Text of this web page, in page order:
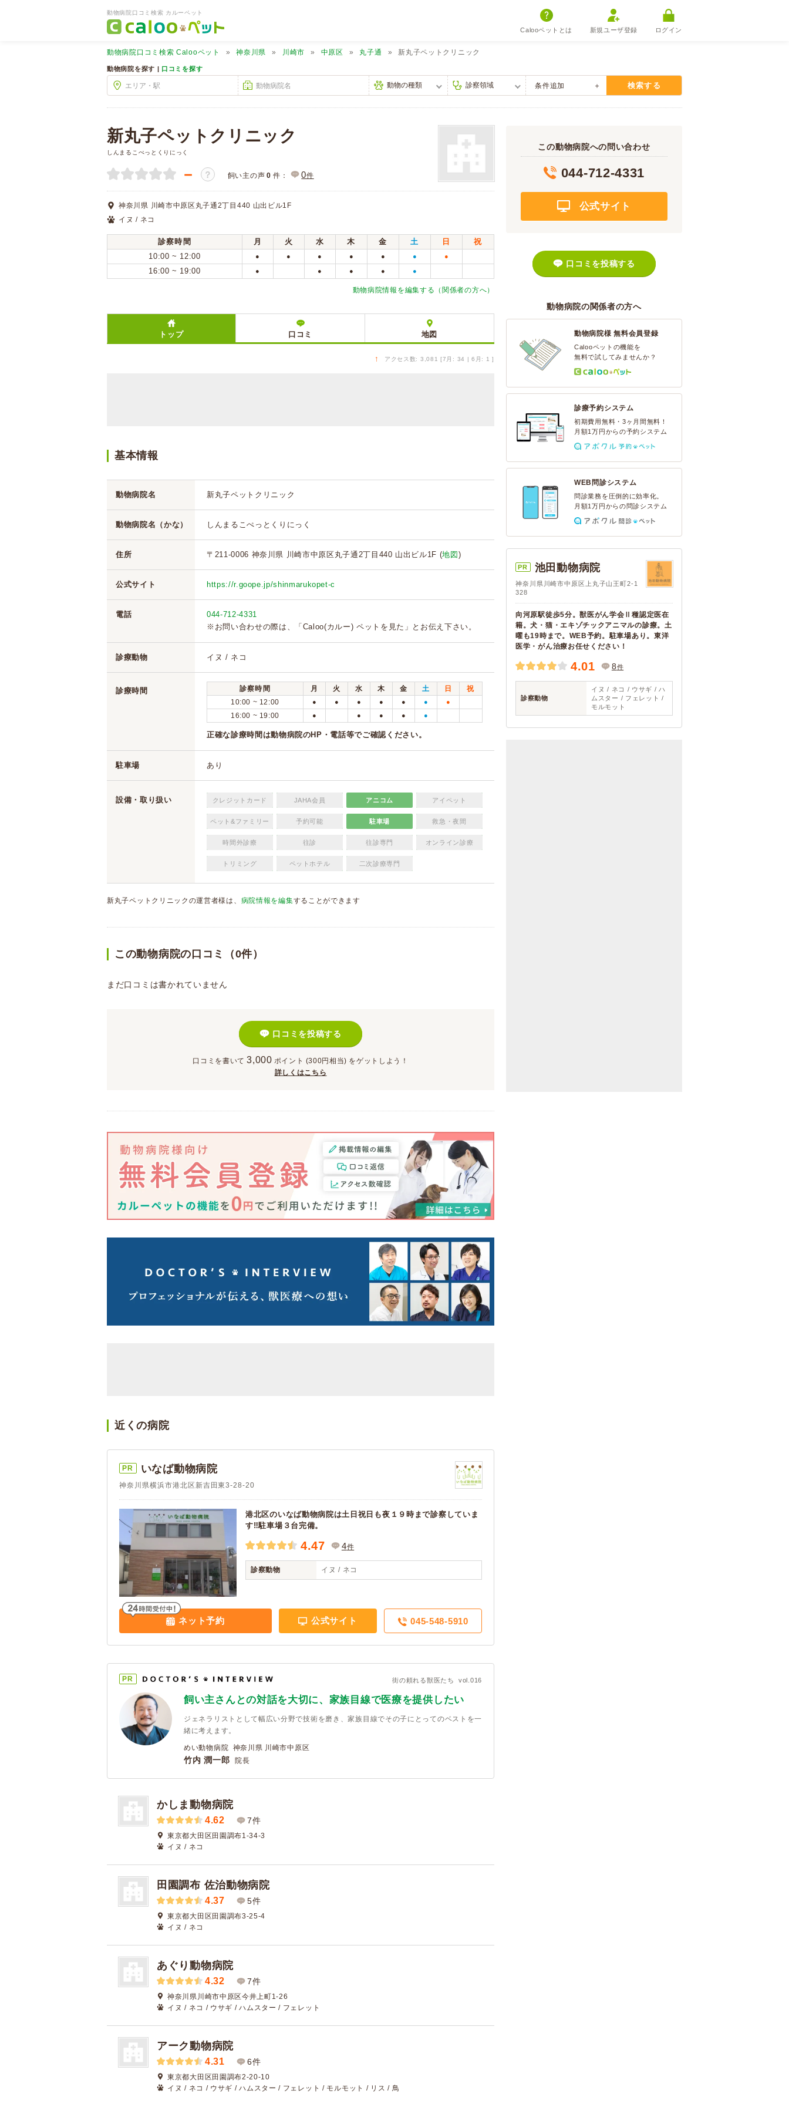
動物病院口コミ検索 カルーペット
Calooペットとは 新規ユーザ登録 ログイン
動物病院口コミ検索 Calooペット 神奈川県 川崎市 中原区 丸子通 新丸子ペットクリニック
動物病院を探す | 口コミを探す
条件追加 検索する
新丸子ペットクリニック
しんまるこぺっとくりにっく
－ ？ 飼い主の声 0 件： 0件
神奈川県 川崎市中原区丸子通2丁目440 山出ビル1F
イヌ / ネコ
診察時間 月 火 水 木 金 土 日
祝
10:00 ~ 12:00
● ● ● ● ● ● ●
16:00 ~ 19:00 ● ● ● ● ●
動物病院情報を編集する（関係者の方へ）
トップ 口コミ 地図
↑ アクセス数: 3,081 [7月: 34 | 6月: 1 ]
基本情報
動物病院名 新丸子ペットクリニック
動物病院名（かな） しんまるこぺっとくりにっく
住所 〒211-0006 神奈川県 川崎市中原区丸子通2丁目440 山出ビル1F (地図 )
公式サイト https://r.goope.jp/shinmarukopet-c
電話
044-712-4331
※お問い合わせの際は、「Caloo(カルー) ペットを見た」とお伝え下さい。
診療動物 イヌ / ネコ
診療時間 診察時間 月 火 水 木 金 土 日
祝
10:00 ~ 12:00
● ● ● ● ● ● ●
16:00 ~ 19:00 ● ● ● ● ●
正確な診療時間は動物病院のHP・電話等でご確認ください。
駐車場 あり
設備・取り扱い クレジットカード JAHA会員 アニコム アイペット
ペット&ファミリー 予約可能 駐車場 救急・夜間
時間外診療 往診 往診専門 オンライン診療
トリミング ペットホテル 二次診療専門
新丸子ペットクリニックの運営者様は、 病院情報を編集することができます
この動物病院の口コミ（0件）
まだ口コミは書かれていません
口コミを投稿する
口コミを書いて 3,000 ポイント (300円相当) をゲットしよう！
詳しくはこちら
近くの病院
PR いなば動物病院
神奈川県横浜市港北区新吉田東3-28-20
港北区のいなば動物病院は土日祝日も夜１９時まで診察していま
す‼駐車場３台完備。
4.47 4件
診察動物 イヌ / ネコ
ネット予約 公式サイト 045-548-5910
PR 街の頼れる獣医たち vol.016
飼い主さんとの対話を大切に、家族目線で医療を提供したい
ジェネラリストとして幅広い分野で技術を磨き、家族目線でその子にとってのベストを一
緒に考えます。
めい動物病院 神奈川県 川崎市中原区
竹内 潤一郎 院長
かしま動物病院
4.62 7件
東京都大田区田園調布1-34-3
イヌ / ネコ
田園調布 佐治動物病院
4.37 5件
東京都大田区田園調布3-25-4
イヌ / ネコ
あぐり動物病院
4.32 7件
神奈川県川崎市中原区今井上町1-26
イヌ / ネコ / ウサギ / ハムスター / フェレット
アーク動物病院
4.31 6件
東京都大田区田園調布2-20-10
イヌ / ネコ / ウサギ / ハムスター / フェレット / モルモット / リス / 鳥
この動物病院への問い合わせ
044-712-4331
公式サイト
口コミを投稿する
動物病院の関係者の方へ
動物病院様 無料会員登録
Calooペットの機能を
無料で試してみませんか？
診療予約システム
初期費用無料・3ヶ月間無料！
月額1万円からの予約システム
WEB問診システム
問診業務を圧倒的に効率化。
月額1万円からの問診システム
PR 池田動物病院
神奈川県川崎市中原区上丸子山王町2-1
328
向河原駅徒歩5分。獣医がん学会Ⅱ種認定医在
籍。犬・猫・エキゾチックアニマルの診療。土
曜も19時まで。WEB予約。駐車場あり。東洋
医学・がん治療お任せください！
4.01 8件
診察動物
イヌ / ネコ / ウサギ / ハ
ムスター / フェレット /
モルモット